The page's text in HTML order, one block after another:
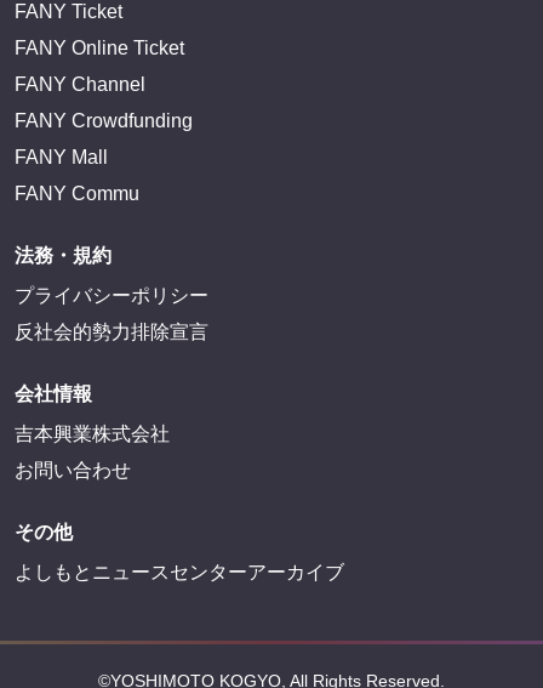
FANY Ticket
FANY Online Ticket
FANY Channel
FANY Crowdfunding
FANY Mall
FANY Commu
法務・規約
プライバシーポリシー
反社会的勢力排除宣言
会社情報
吉本興業株式会社
お問い合わせ
その他
よしもとニュースセンターアーカイブ
©YOSHIMOTO KOGYO, All Rights Reserved.